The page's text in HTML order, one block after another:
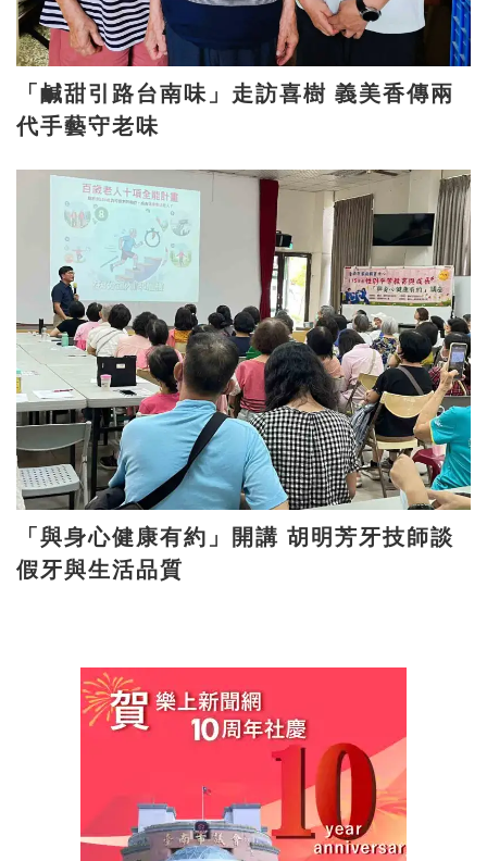
「鹹甜引路台南味」走訪喜樹 義美香傳兩
代手藝守老味
「與身心健康有約」開講 胡明芳牙技師談
假牙與生活品質